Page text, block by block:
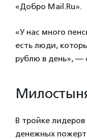
«Добро Mail.Ru».
«У нас много
есть люди,
рублю в день», —
В тройке
денежных